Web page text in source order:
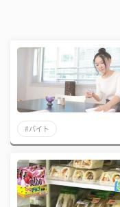
#バイト